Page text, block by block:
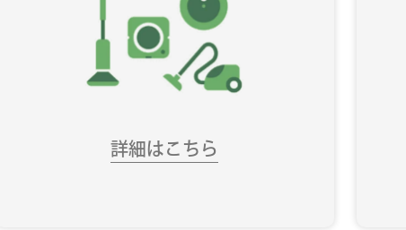
詳細はこちら